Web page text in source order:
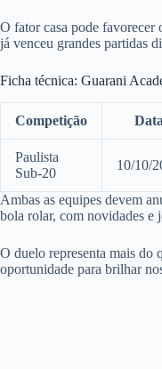
O fator casa pode favorecer
já venceu grandes partidas
Ficha técnica: Guarani
Competição Data
Paulista
Sub-20
10/10/
Ambas as equipes devem
bola rolar, com novidades e
O duelo representa mais do
oportunidade para brilhar